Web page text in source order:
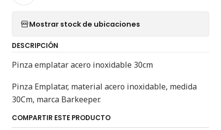
Mostrar stock de ubicaciones
DESCRIPCIÓN
Pinza emplatar acero inoxidable 30cm
Pinza Emplatar, material acero inoxidable, medida
30Cm, marca Barkeeper.
COMPARTIR ESTE PRODUCTO